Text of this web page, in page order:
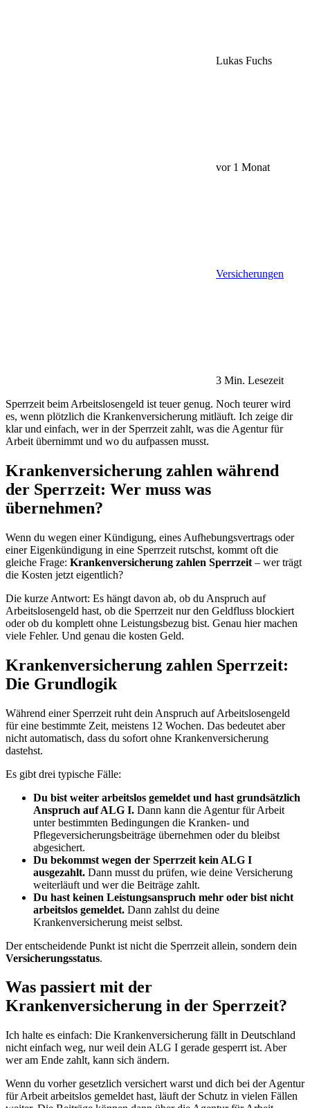
Lukas Fuchs
vor 1 Monat
Versicherungen
3 Min. Lesezeit
Sperrzeit beim Arbeitslosengeld ist teuer genug. Noch teurer wird
es, wenn plötzlich die Krankenversicherung mitläuft. Ich zeige dir
klar und einfach, wer in der Sperrzeit zahlt, was die Agentur für
Arbeit übernimmt und wo du aufpassen musst.
Krankenversicherung zahlen während
der Sperrzeit: Wer muss was
übernehmen?
Wenn du wegen einer Kündigung, eines Aufhebungsvertrags oder
einer Eigenkündigung in eine Sperrzeit rutschst, kommt oft die
gleiche Frage: Krankenversicherung zahlen Sperrzeit – wer trägt
die Kosten jetzt eigentlich?
Die kurze Antwort: Es hängt davon ab, ob du Anspruch auf
Arbeitslosengeld hast, ob die Sperrzeit nur den Geldfluss blockiert
oder ob du komplett ohne Leistungsbezug bist. Genau hier machen
viele Fehler. Und genau die kosten Geld.
Krankenversicherung zahlen Sperrzeit:
Die Grundlogik
Während einer Sperrzeit ruht dein Anspruch auf Arbeitslosengeld
für eine bestimmte Zeit, meistens 12 Wochen. Das bedeutet aber
nicht automatisch, dass du sofort ohne Krankenversicherung
dastehst.
Es gibt drei typische Fälle:
Du bist weiter arbeitslos gemeldet und hast grundsätzlich
Anspruch auf ALG I. Dann kann die Agentur für Arbeit
unter bestimmten Bedingungen die Kranken- und
Pflegeversicherungsbeiträge übernehmen oder du bleibst
abgesichert.
Du bekommst wegen der Sperrzeit kein ALG I
ausgezahlt. Dann musst du prüfen, wie deine Versicherung
weiterläuft und wer die Beiträge zahlt.
Du hast keinen Leistungsanspruch mehr oder bist nicht
arbeitslos gemeldet. Dann zahlst du deine
Krankenversicherung meist selbst.
Der entscheidende Punkt ist nicht die Sperrzeit allein, sondern dein
Versicherungsstatus.
Was passiert mit der
Krankenversicherung in der Sperrzeit?
Ich halte es einfach: Die Krankenversicherung fällt in Deutschland
nicht einfach weg, nur weil dein ALG I gerade gesperrt ist. Aber
wer am Ende zahlt, kann sich ändern.
Wenn du vorher gesetzlich versichert warst und dich bei der Agentur
für Arbeit arbeitslos gemeldet hast, läuft der Schutz in vielen Fällen